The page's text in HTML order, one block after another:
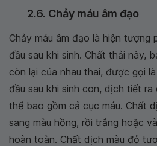
2.6. Chảy máu âm đạo
Chảy máu âm đạo là hiện tượng
đầu sau khi sinh. Chất thải này,
còn lại của nhau thai, được gọi
đầu sau khi sinh con, dịch tiết
thể bao gồm cả cục máu. Chất
sang màu hồng, rồi trắng hoặc
hoàn toàn. Chất dịch màu đỏ